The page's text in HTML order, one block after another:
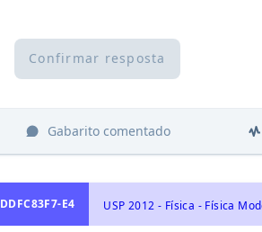
Confirmar resposta
Gabarito comentado
DDFC83F7-E4 USP 2012 - Física - Física